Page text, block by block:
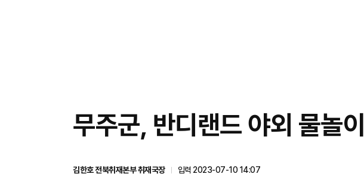
무주군, 반디랜드 야외 물놀
김한호 전북취재본부 취재국장
입력 2023-07-10 14:07